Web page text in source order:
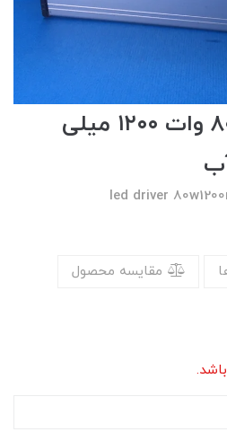
درایور ال ای دی ۸۰ وات ۱۲۰۰ میلی
مقایسه محصول